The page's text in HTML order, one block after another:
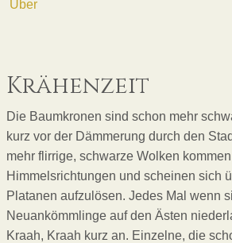
Über
Krähenzeit
Die Baumkronen sind schon mehr
kurz vor der Dämmerung durch den
mehr flirrige, schwarze Wolken
Himmelsrichtungen und scheinen sich
Platanen aufzulösen. Jedes Mal wenn
Neuankömmlinge auf den Ästen
Kraah, Kraah kurz an. Einzelne, die